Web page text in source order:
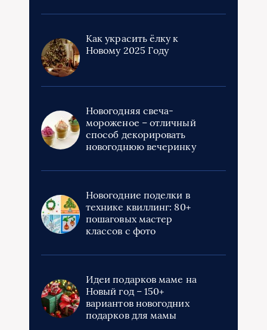
Как украсить ёлку к
Новому 2025 Году
Новогодняя свеча-
мороженое – отличный
способ декорировать
новогоднюю вечеринку
Новогодние поделки в
технике квиллинг: 80+
пошаговых мастер
классов с фото
Идеи подарков маме на
Новый год – 150+
вариантов новогодних
подарков для мамы